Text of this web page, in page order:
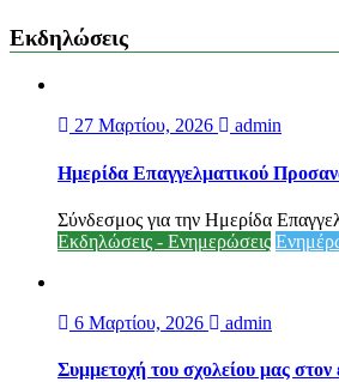
Εκδηλώσεις
27 Μαρτίου, 2026 admin
Ημερίδα Επαγγελματικού
Σύνδεσμος για την Ημερίδα
Εκδηλώσεις - Ενημερώσεις
6 Μαρτίου, 2026 admin
Συμμετοχή του σχολείου μας